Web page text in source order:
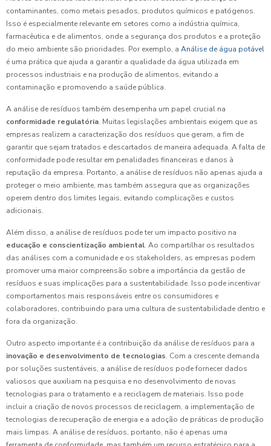
contaminantes, como metais pesados, produtos químicos e patógenos.
Isso é especialmente relevante em setores como a indústria química,
farmacêutica e de alimentos, onde a segurança dos produtos e a proteção
do meio ambiente são prioridades. Por exemplo, a Análise de água potável
é uma prática que ajuda a garantir a qualidade da água utilizada em
processos industriais e na produção de alimentos, evitando a
contaminação e promovendo a saúde pública.
A análise de resíduos também desempenha um papel crucial na
conformidade regulatória. Muitas legislações ambientais exigem que as
empresas realizem a caracterização dos resíduos que geram, a fim de
garantir que sejam tratados e descartados de maneira adequada. A falta de
conformidade pode resultar em penalidades financeiras e danos à
reputação da empresa. Portanto, a análise de resíduos não apenas ajuda a
proteger o meio ambiente, mas também assegura que as organizações
operem dentro dos limites legais, evitando complicações e custos
adicionais.
Além disso, a análise de resíduos pode ter um impacto positivo na
educação e conscientização ambiental. Ao compartilhar os resultados
das análises com a comunidade e os stakeholders, as empresas podem
promover uma maior compreensão sobre a importância da gestão de
resíduos e suas implicações para a sustentabilidade. Isso pode incentivar
comportamentos mais responsáveis entre os consumidores e
colaboradores, contribuindo para uma cultura de sustentabilidade dentro e
fora da organização.
Outro aspecto importante é a contribuição da análise de resíduos para a
inovação e desenvolvimento de tecnologias. Com a crescente demanda
por soluções sustentáveis, a análise de resíduos pode fornecer dados
valiosos que auxiliam na pesquisa e no desenvolvimento de novas
tecnologias para o tratamento e a reciclagem de materiais. Isso pode
incluir a criação de novos processos de reciclagem, a implementação de
tecnologias de recuperação de energia e a adoção de práticas de produção
mais limpas. A análise de resíduos, portanto, não é apenas uma